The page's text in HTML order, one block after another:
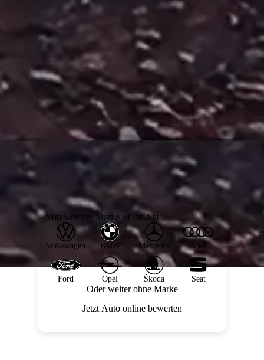
Von welcher Marke ist Ihr Auto?
Volkswagen BMW Mercedes Audi
Ford Opel Škoda Seat
– Oder weiter ohne Marke –
Jetzt Auto online bewerten